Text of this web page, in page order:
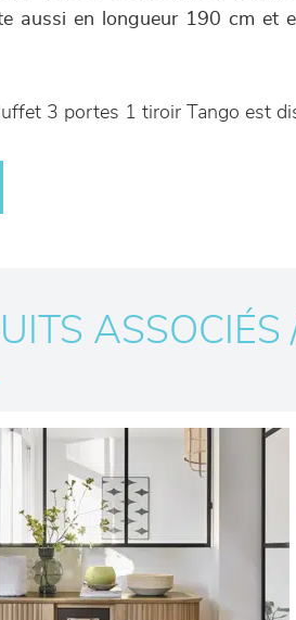
aussi en longueur 190 cm et
3 portes 1 tiroir Tango est
ASSOCIÉS